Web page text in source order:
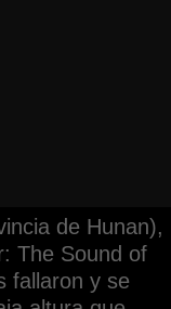
de Hunan),
The Sound of
fallaron y se